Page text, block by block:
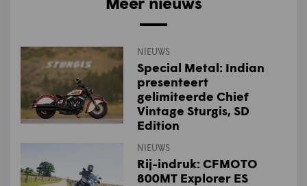
NIEUWS
Special Metal: Indian
presenteert
gelimiteerde Chief
Vintage Sturgis, SD
Edition
NIEUWS
Rij-indruk: CFMOTO
800MT Explorer ES